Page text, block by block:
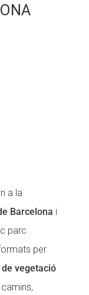
a la
Barcelona i
parc
per
vegetació